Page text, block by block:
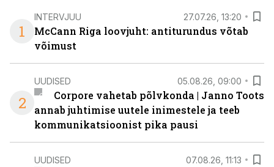
1
INTERVJUU 27.07.26, 13:20
McCann Riga loovjuht: antiturundus võtab
võimust
2
UUDISED 05.08.26, 09:00
Corpore vahetab põlvkonda | Janno Toots
annab juhtimise uutele inimestele ja teeb
kommunikatsioonist pika pausi
UUDISED 07.08.26, 11:13